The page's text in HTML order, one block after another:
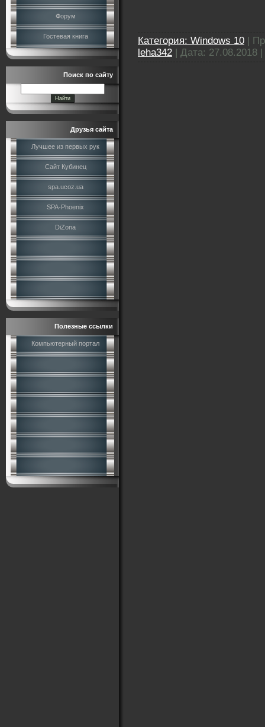
Форум
Гостевая книга
Поиск по сайту
Друзья сайта
Лучшее из первых рук
Сайт Кубинец
spa.ucoz.ua
SPA-Phoenix
DiZona
Полезные ссылки
Компьютерный портал
Категория: Windows 10
leha342
Дата: 27.08.2018